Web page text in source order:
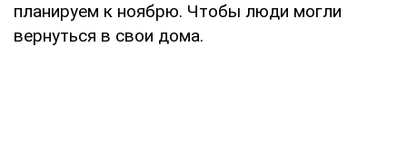
планируем к ноябрю. Чтобы люди могли
вернуться в свои дома.